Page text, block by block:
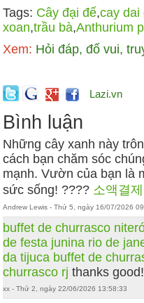
Tags: Cây đại đế,cay dai
xoan,trầu bà,Anthurium
Xem: Hỏi đáp, đố vui,
Lazi.vn
Bình luận
Những cây xanh này
cách bạn chăm sóc
mạnh. Vườn của bạn là
sức sống! ???? 소액결
Andrew Lewis - Thứ 5, ngày 16/07/2026
buffet de churrasco
de festa junina rio de
da tijuca buffet de
churrasco rj thanks good!
xx - Thứ 2, ngày 22/06/2026 13:58:33